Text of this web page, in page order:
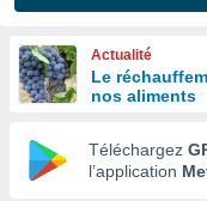
en
Actualité
Le
nos aliments
Téléchargez
l’application